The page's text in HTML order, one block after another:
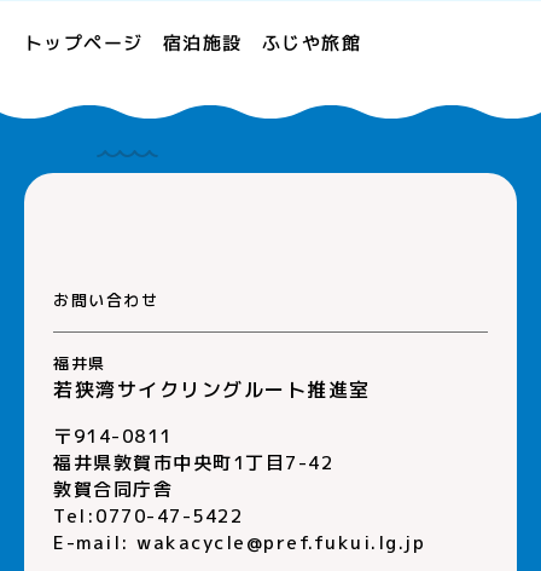
トップページ 宿泊施設 ふじや旅館
お問い合わせ
福井県
若狭湾サイクリングルート推進室
〒914-0811
福井県敦賀市中央町1丁目7-42
敦賀合同庁舎
Tel:0770-47-5422
E-mail: wakacycle@pref.fukui.lg.jp